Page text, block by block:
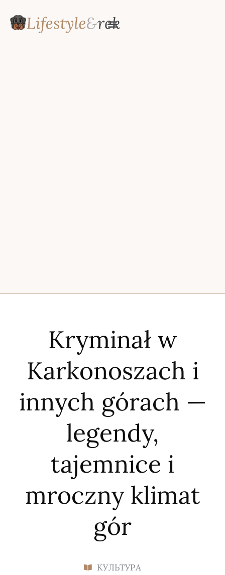
Kryminał w
Karkonoszach i
innych górach —
legendy,
tajemnice i
mroczny klimat
gór
КУЛЬТУРА